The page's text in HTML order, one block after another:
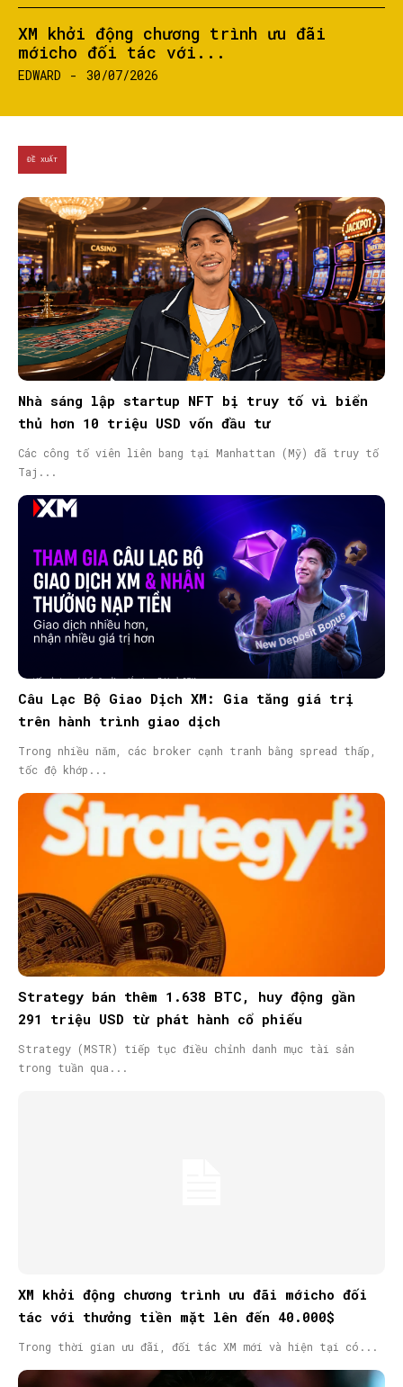
SEARCH...
XM khởi động chương trình ưu đãi
mớicho đối tác với...
EDWARD - 30/07/2026
ĐỀ XUẤT
Nhà sáng lập startup NFT bị truy tố vì biển
thủ hơn 10 triệu USD vốn đầu tư
Các công tố viên liên bang tại Manhattan (Mỹ) đã truy tố
Taj...
Câu Lạc Bộ Giao Dịch XM: Gia tăng giá trị
trên hành trình giao dịch
Trong nhiều năm, các broker cạnh tranh bằng spread thấp,
tốc độ khớp...
Strategy bán thêm 1.638 BTC, huy động gần
291 triệu USD từ phát hành cổ phiếu
Strategy (MSTR) tiếp tục điều chỉnh danh mục tài sản
trong tuần qua...
XM khởi động chương trình ưu đãi mớicho đối
tác với thưởng tiền mặt lên đến 40.000$
Trong thời gian ưu đãi, đối tác XM mới và hiện tại có...